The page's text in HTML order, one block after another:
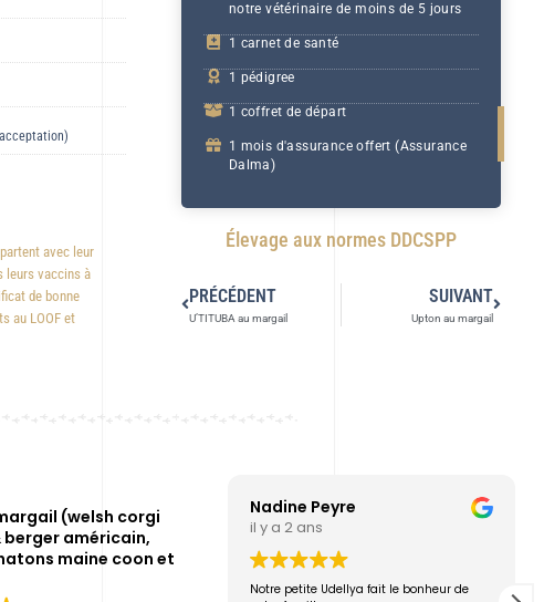
avec leur
leurs vaccins à
de bonne
au LOOF et
notre vétérinaire de moins de 5 jours
1 carnet de santé
1 pédigree
1 coffret de départ
1 mois d'assurance offert (Assurance
Dalma)
Élevage aux normes DDCSPP
PRÉCÉDENT
U’TITUBA au margail
SUIVANT
Upton au margail
(welsh corgi
berger américain,
maine coon et
Nadine Peyre
il y a 2 ans
Notre petite Udellya fait le bonheur de